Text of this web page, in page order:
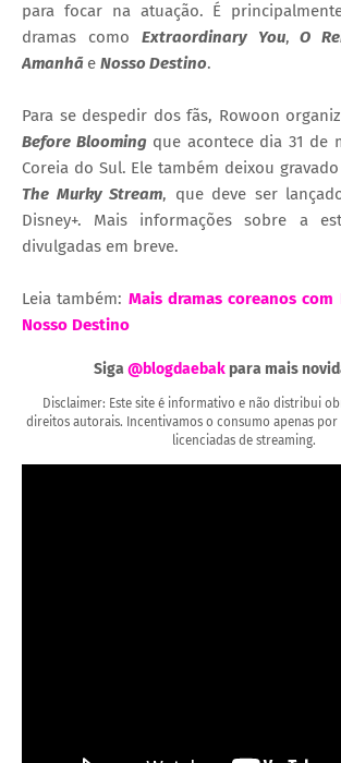
para focar na atuação. É
dramas como Extraordinary You, O
Amanhã e Nosso Destino.
Para se despedir dos fãs, Rowoon
Before Bloomingque acontece dia 31 de
Coreia do Sul. Ele também deixou
The Murky Stream, que deve ser
Disney+. Mais informações sobre a
divulgadas em breve.
Leia também: Mais dramas coreanos
Nosso Destino
Siga @blogdaebak para mais
Disclaimer: Este site é informativo e não distribui
direitos autorais. Incentivamos o consumo apenas
licenciadas de streaming.